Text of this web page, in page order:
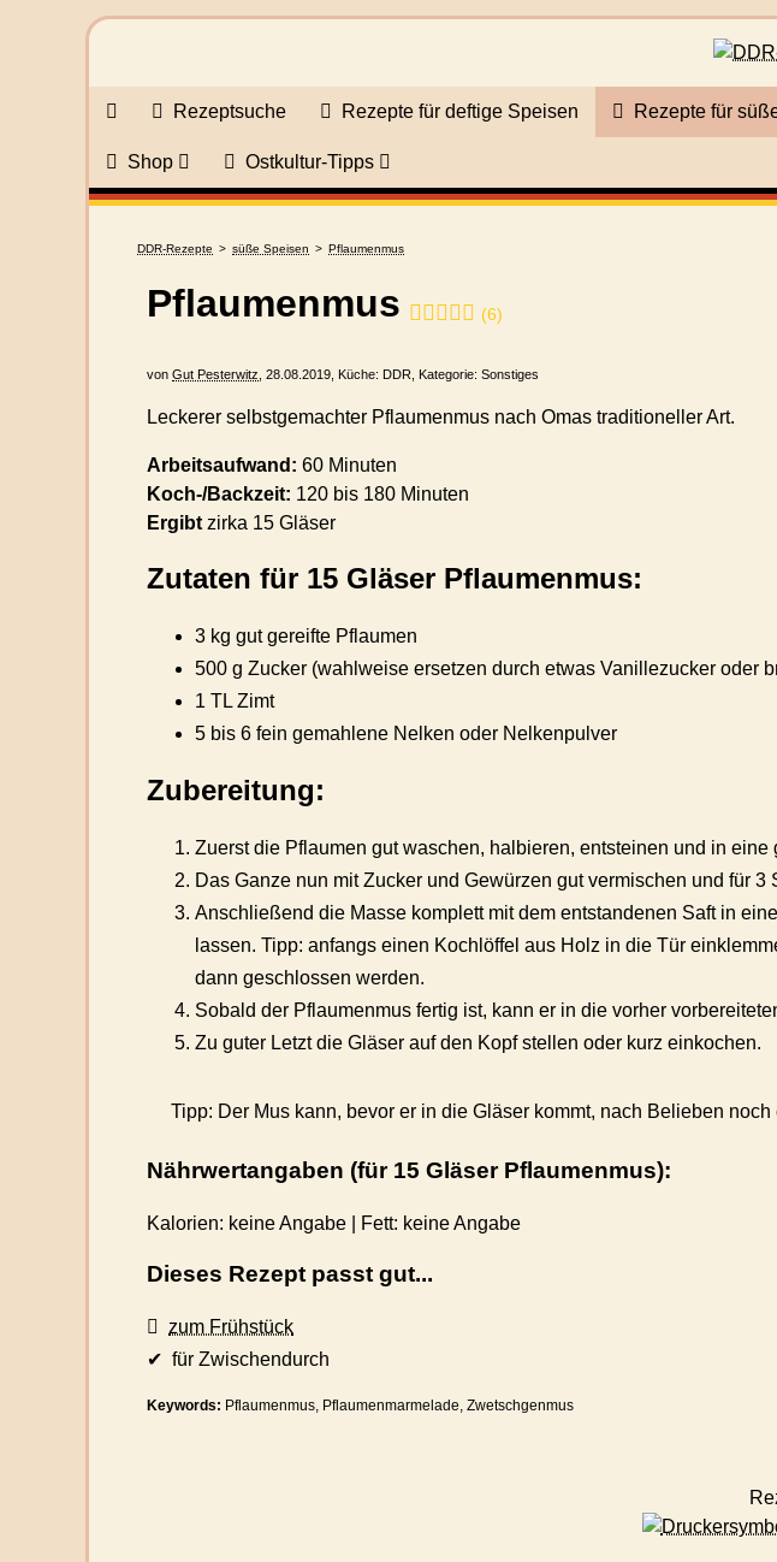
Rezeptsuche Rezepte für deftige Speisen Rezepte für
Shop Ostkultur-Tipps
DDR-Rezepte süße Speisen Pflaumenmus
Pflaumenmus (6)
vonGut Pesterwitz ,28.08.2019 , Küche: DDR , Kategorie:Sonstiges
Leckerer selbstgemachter Pflaumenmus nach Omas traditioneller Art.
Arbeitsaufwand: 60 Minuten
Koch-/Backzeit: 120 bis 180 Minuten
Ergibt zirka 15 Gläser
Zutaten für 15 Gläser Pflaumenmus:
3 kg gut gereifte Pflaumen
500 g Zucker (wahlweise ersetzen durch etwas Vanillezucker oder
1 TL Zimt
5 bis 6 fein gemahlene Nelken oder Nelkenpulver
Zubereitung:
Zuerst die Pflaumen gut waschen, halbieren, entsteinen und in eine
Das Ganze nun mit Zucker und Gewürzen gut vermischen und für
Anschließend die Masse komplett mit dem entstandenen Saft in
lassen. Tipp: anfangs einen Kochlöffel aus Holz in die Tür
dann geschlossen werden.
Sobald der Pflaumenmus fertig ist, kann er in die vorher
Zu guter Letzt die Gläser auf den Kopf stellen oder kurz einkochen.
Tipp: Der Mus kann, bevor er in die Gläser kommt, nach Belieben
Nährwertangaben (für 15 Gläser Pflaumenmus):
Kalorien: keine Angabe | Fett: keine Angabe
Dieses Rezept passt gut...
zum Frühstück
✔ für Zwischendurch
Keywords: Pflaumenmus, Pflaumenmarmelade, Zwetschgenmus